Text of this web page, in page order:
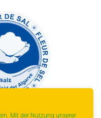
Mit der Nutzung unserer